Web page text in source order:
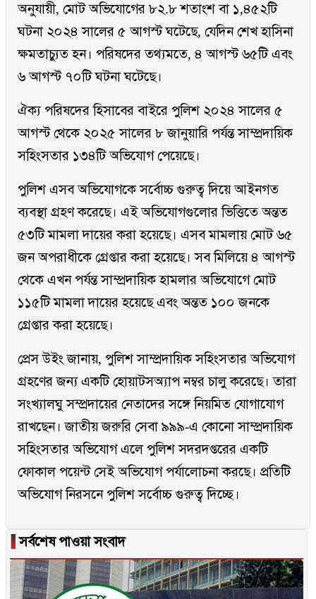
অনুযায়ী, মোট অভিযোগের ৮২.৮ শতাংশ বা ১,৪৫২টি
ঘটনা ২০২৪ সালের ৫ আগস্ট ঘটেছে, যেদিন শেখ হাসিনা
ক্ষমতাচ্যুত হন। পরিষদের তথ্যমতে, ৪ আগস্ট ৬৫টি এবং
৬ আগস্ট ৭০টি ঘটনা ঘটেছে।
ঐক্য পরিষদের হিসাবের বাইরে পুলিশ ২০২৪ সালের ৫
আগস্ট থেকে ২০২৫ সালের ৮ জানুয়ারি পর্যন্ত সাম্প্রদায়িক
সহিংসতার ১৩৪টি অভিযোগ পেয়েছে।
পুলিশ এসব অভিযোগকে সর্বোচ্চ গুরুত্ব দিয়ে আইনগত
ব্যবস্থা গ্রহণ করেছে। এই অভিযোগগুলোর ভিত্তিতে অন্তত
৫৩টি মামলা দায়ের করা হয়েছে। এসব মামলায় মোট ৬৫
জন অপরাধীকে গ্রেপ্তার করা হয়েছে। সব মিলিয়ে ৪ আগস্ট
থেকে এখন পর্যন্ত সাম্প্রদায়িক হামলার অভিযোগে মোট
১১৫টি মামলা দায়ের হয়েছে এবং অন্তত ১০০ জনকে
গ্রেপ্তার করা হয়েছে।
প্রেস উইং জানায়, পুলিশ সাম্প্রদায়িক সহিংসতার অভিযোগ
গ্রহণের জন্য একটি হোয়াটসঅ্যাপ নম্বর চালু করেছে। তারা
সংখ্যালঘু সম্প্রদায়ের নেতাদের সঙ্গে নিয়মিত যোগাযোগ
রাখছেন। জাতীয় জরুরি সেবা ৯৯৯-এ কোনো সাম্প্রদায়িক
সহিংসতার অভিযোগ এলে পুলিশ সদরদপ্তরের একটি
ফোকাল পয়েন্ট সেই অভিযোগ পর্যালোচনা করছে। প্রতিটি
অভিযোগ নিরসনে পুলিশ সর্বোচ্চ গুরুত্ব দিচ্ছে।
▐সর্বশেষ পাওয়া সংবাদ